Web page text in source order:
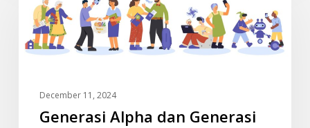
dan
Generasi
Sebelumnya
December 11, 2024
Generasi Alpha dan Generasi